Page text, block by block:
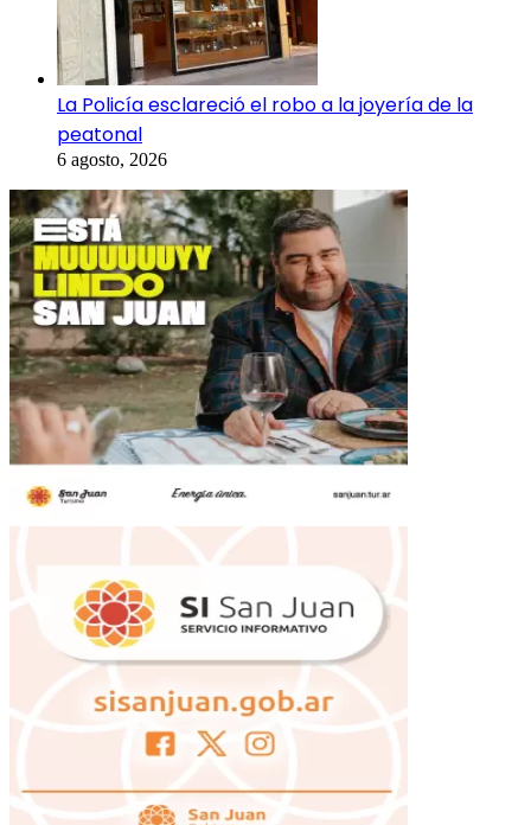
La Policía esclareció el robo a la joyería de la
peatonal
6 agosto, 2026